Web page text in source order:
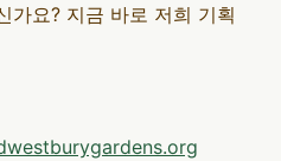
가요? 지금 바로 저희 기획